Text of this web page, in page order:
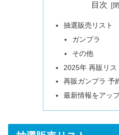
目次
抽選販売リスト
ガンプラ
その他
2025年 再販リス
再販ガンプラ 予
最新情報をアッ